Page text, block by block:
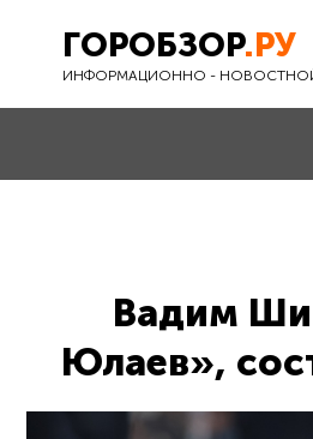
ГОРОБЗОР.РУ
ИНФОРМАЦИОННО -
Вадим
Юлаев»,